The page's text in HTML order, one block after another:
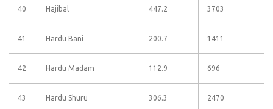
40 Hajibal 447.2 3703
41 Hardu Bani 200.7 1411
42 Hardu Madam 112.9 696
43 Hardu Shuru 306.3 2470